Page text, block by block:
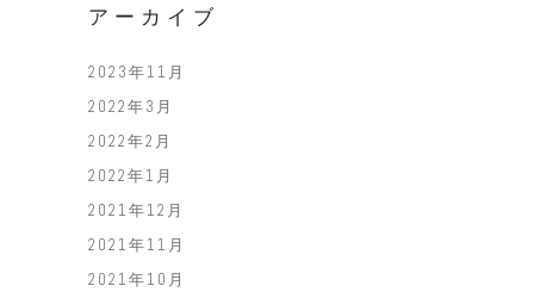
アーカイブ
2023年11月
2022年3月
2022年2月
2022年1月
2021年12月
2021年11月
2021年10月